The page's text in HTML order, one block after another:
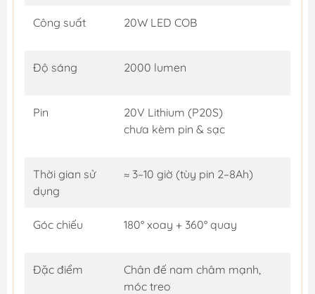
Công suất 20W LED COB
Độ sáng 2000 lumen
Pin
20V Lithium (P20S)
chưa kèm pin & sạc
Thời gian sử
dụng
≈ 3–10 giờ (tùy pin 2–8Ah)
Góc chiếu 180° xoay + 360° quay
Đặc điểm
Chân đế nam châm mạnh,
móc treo